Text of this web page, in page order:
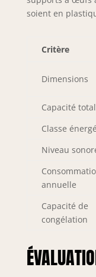
soient en
Critère
Dimensions
Capacité
Classe
Niveau
annuelle
Capacité de
congélation